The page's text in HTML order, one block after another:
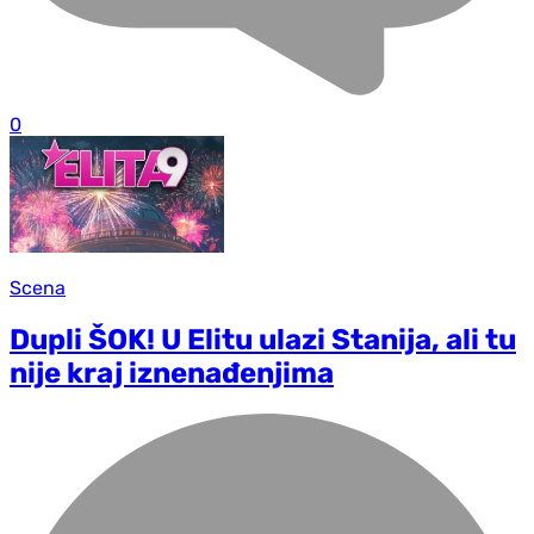
0
Scena
Dupli ŠOK! U Elitu ulazi Stanija, ali tu
nije kraj iznenađenjima